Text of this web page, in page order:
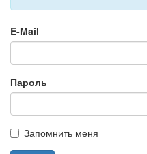
E-Mail
Пароль
Запомнить меня